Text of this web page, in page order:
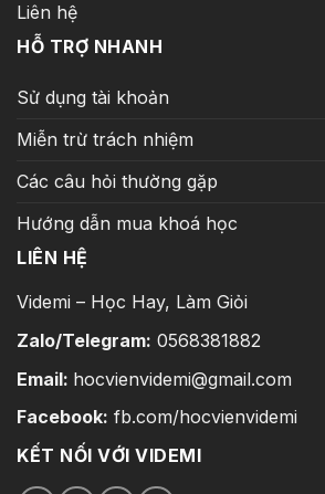
Liên hệ
HỖ TRỢ NHANH
Sử dụng tài khoản
Miễn trừ trách nhiệm
Các câu hỏi thường gặp
Hướng dẫn mua khoá học
LIÊN HỆ
Videmi – Học Hay, Làm Giỏi
Zalo/Telegram: 0568381882
Email: hocvienvidemi@gmail.com
Facebook: fb.com/hocvienvidemi
KẾT NỐI VỚI VIDEMI